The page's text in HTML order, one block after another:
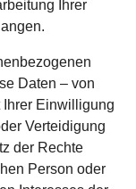
Ihrer
Daten – von
Ihrer Einwilligung
Verteidigung
der Rechte
Person oder